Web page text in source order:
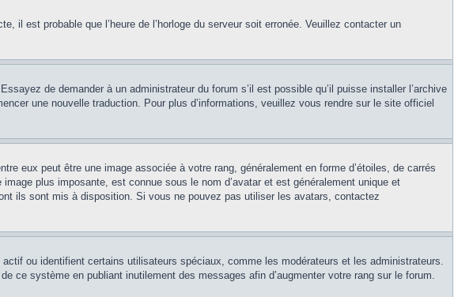
il est probable que l’heure de l’horloge du serveur soit erronée. Veuillez contacter un
de demander à un administrateur du forum s’il est possible qu’il puisse installer l’archive
une nouvelle traduction. Pour plus d’informations, veuillez vous rendre sur le site officiel
eux peut être une image associée à votre rang, généralement en forme d’étoiles, de carrés
plus imposante, est connue sous le nom d’avatar et est généralement unique et
ils sont mis à disposition. Si vous ne pouvez pas utiliser les avatars, contactez
ou identifient certains utilisateurs spéciaux, comme les modérateurs et les administrateurs.
ce système en publiant inutilement des messages afin d’augmenter votre rang sur le forum.